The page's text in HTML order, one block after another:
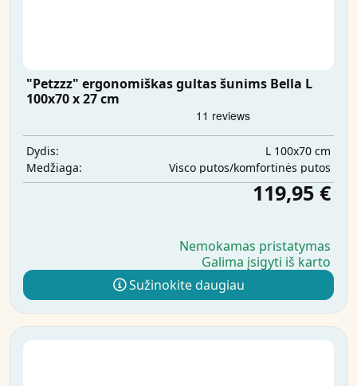
"Petzzz" ergonomiškas gultas šunims Bella L
100x70 x 27 cm
Dydis:
L 100x70 cm
Medžiaga:
Visco putos/komfortinės putos
119,95 €
Nemokamas pristatymas
Galima įsigyti iš karto
Sužinokite daugiau